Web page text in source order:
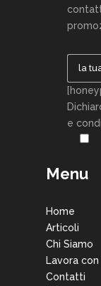
e
Menu
Home
Articoli
Chi Siamo
Lavora con
Contatti